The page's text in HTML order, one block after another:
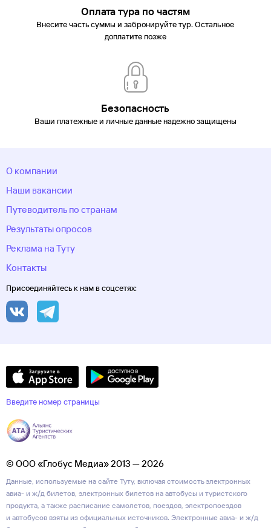
Оплата тура по частям
Внесите часть суммы и забронируйте тур. Остальное
доплатите позже
Безопасность
Ваши платежные и личные данные надежно защищены
О компании
Наши вакансии
Путеводитель по странам
Результаты опросов
Реклама на Туту
Контакты
Присоединяйтесь к нам в соцсетях:
Введите номер страницы
© ООО «Глобус Медиа» 2013 — 2026
Данные, используемые на сайте Туту, включая стоимость электронных
авиа- и ж/д билетов, электронных билетов на автобусы и туристского
продукта, а также расписание самолетов, поездов, электропоездов
и автобусов взяты из официальных источников. Электронные авиа- и ж/д